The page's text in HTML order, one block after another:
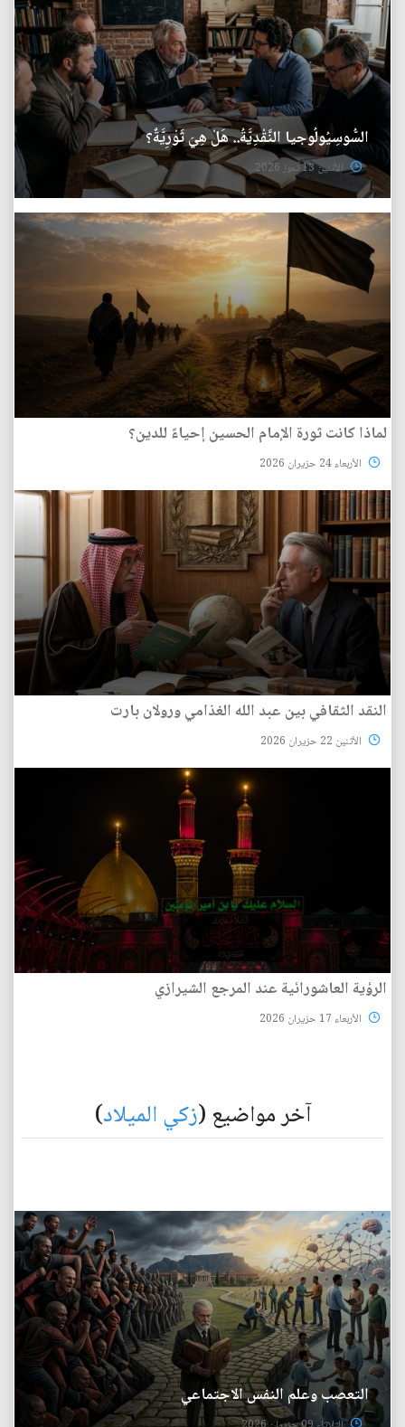
السُّوسِيُولُوجيا النَّقْدِيَّةُ.. هَلْ هِيَ ثَوْرِيَّةٌ؟
الأثنين 13 تموز 2026
لماذا كانت ثورة الإمام الحسين إحياءً للدين؟
الأربعاء 24 حزيران 2026
النقد الثقافي بين عبد الله الغذامي ورولان بارت
الأثنين 22 حزيران 2026
الرؤية العاشورائية عند المرجع الشيرازي
الأربعاء 17 حزيران 2026
آخر مواضيع (زكي الميلاد)
التعصب وعلم النفس الاجتماعي